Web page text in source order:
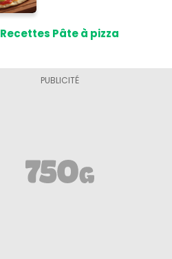
Recettes Pâte à pizza